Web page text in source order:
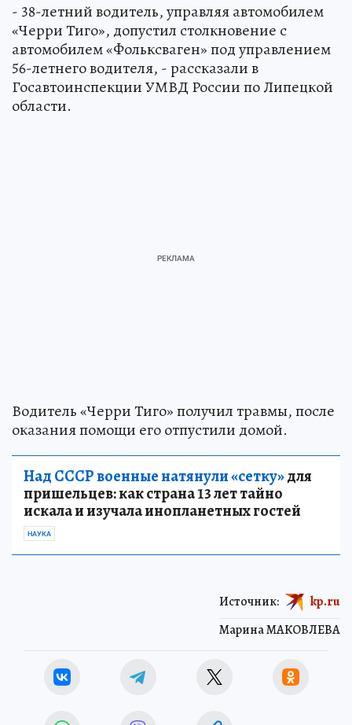
- 38-летний водитель, управляя автомобилем
«Черри Тиго», допустил столкновение с
автомобилем «Фольксваген» под управлением
56-летнего водителя, - рассказали в
Госавтоинспекции УМВД России по Липецкой
области.
Водитель «Черри Тиго» получил травмы, после
оказания помощи его отпустили домой.
Над СССР военные натянули «сетку»для
пришельцев: как страна 13 лет тайно
искала и изучала инопланетных гостей
НАУКА
Марина МАКОВЛЕВА
Источник: kp.ru